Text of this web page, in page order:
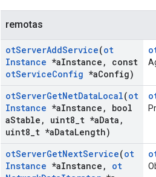
remotas
otServerAddService(ot
Instance *aInstance ,
const
otServiceConfig *aConfig)
otServerGetNetDataLocal(ot
Instance *aInstance ,
bool
aStable , uint8 t *aData ,
uint8 t *aDataLength)
otServerGetNextService(ot
Instance *aInstance ,
ot